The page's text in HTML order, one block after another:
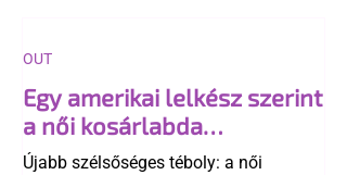
Egy amerikai lelkész szerint
a női kosárlabda
transzneműséghez vezet
Újabb szélsőséges téboly: a női
OUT